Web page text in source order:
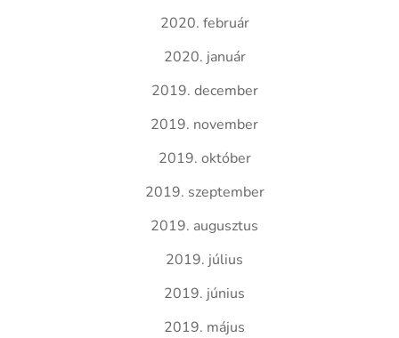
2020. február
2020. január
2019. december
2019. november
2019. október
2019. szeptember
2019. augusztus
2019. július
2019. június
2019. május